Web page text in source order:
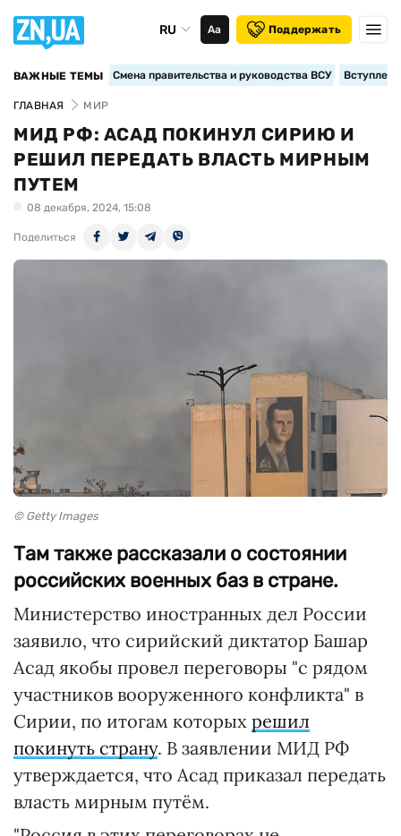
RU Аа Поддержать
ВАЖНЫЕ ТЕМЫ Смена правительства и руководства ВСУ
ГЛАВНАЯ МИР
МИД РФ: АСАД ПОКИНУЛ СИРИЮ И
РЕШИЛ ПЕРЕДАТЬ ВЛАСТЬ МИРНЫМ
ПУТЕМ
08 декабря, 2024, 15:08
Поделиться
© Getty Images
Там также рассказали о состоянии
российских военных баз в стране.
Министерство иностранных дел России
заявило, что сирийский диктатор Башар
Асад якобы провел переговоры "с рядом
участников вооруженного конфликта" в
Сирии, по итогам которых решил
покинуть страну. В заявлении МИД РФ
утверждается, что Асад приказал передать
власть мирным путём.